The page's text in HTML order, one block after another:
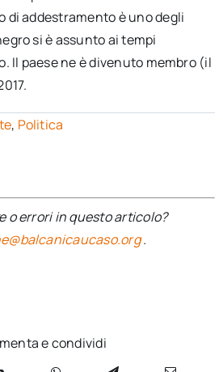
di addestramento è uno degli
si è assunto ai tempi
Il paese ne è divenuto membro (il
, Politica
o errori in questo articolo?
.
e condividi